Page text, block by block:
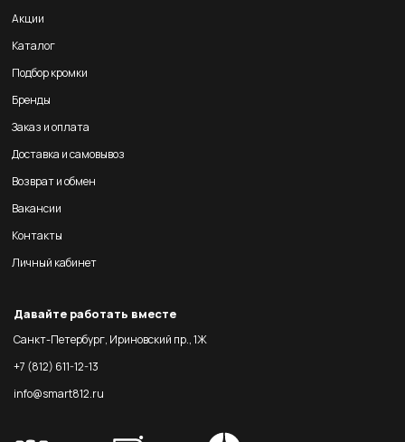
Акции
Каталог
Подбор кромки
Бренды
Заказ и оплата
Доставка и самовывоз
Возврат и обмен
Вакансии
Контакты
Личный кабинет
Давайте работать вместе
Санкт-Петербург, Ириновский пр., 1Ж
+7 (812) 611-12-13
info@smart812.ru